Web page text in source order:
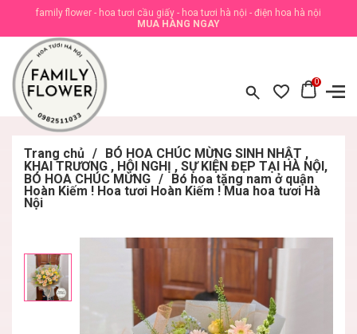
family flower - hoa tươi cầu giấy - hoa tươi hà nội - điện hoa hà nội
MUA HÀNG NGAY
0
Trang chủ / BÓ HOA CHÚC MỪNG SINH NHẬT ,
KHAI TRƯƠNG , HỘI NGHỊ , SỰ KIỆN ĐẸP TẠI HÀ NỘI,
BÓ HOA CHÚC MỪNG / Bó hoa tặng nam ở quận
Hoàn Kiếm ! Hoa tươi Hoàn Kiếm ! Mua hoa tươi Hà
Nội